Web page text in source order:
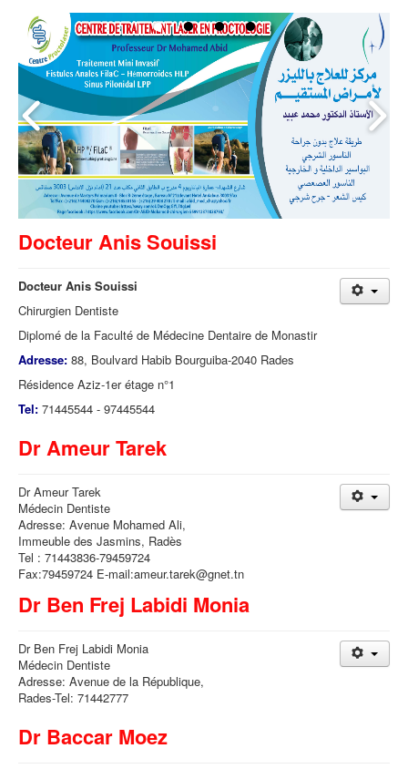
Contact
Docteur Anis Souissi
Docteur Anis Souissi
Chirurgien Dentiste
Diplomé de la Faculté de Médecine Dentaire de Monastir
Adresse: 88, Boulvard Habib Bourguiba-2040 Rades
Résidence Aziz-1er étage n°1
Tel: 71445544 - 97445544
Dr Ameur Tarek
Dr Ameur Tarek
Médecin Dentiste
Adresse: Avenue Mohamed Ali,
Immeuble des Jasmins, Radès
Tel : 71443836-79459724
Fax:79459724 E-mail:ameur.tarek@gnet.tn
Dr Ben Frej Labidi Monia
Dr Ben Frej Labidi Monia
Médecin Dentiste
Adresse: Avenue de la République,
Rades-Tel: 71442777
Dr Baccar Moez